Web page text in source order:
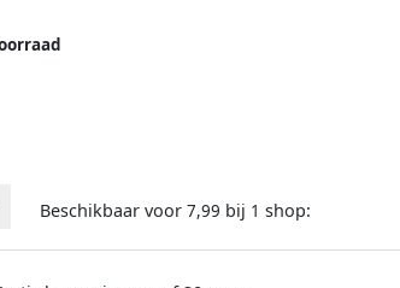
Beschikbaar voor 7,99 bij 1 shop: